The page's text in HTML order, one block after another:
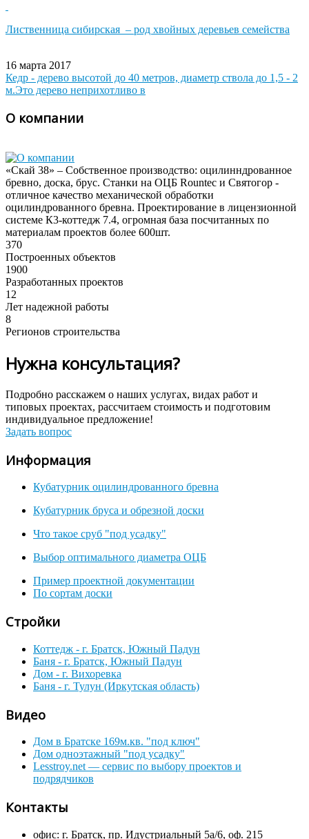
Лиственница сибирская – род хвойных деревьев семейства
16 марта 2017
Кедр - дерево высотой до 40 метров, диаметр ствола до 1,5 - 2
м.Это дерево неприхотливо в
О компании
«Скай 38» – Собственное производство: оцилинндрованное
бревно, доска, брус. Станки на ОЦБ Rountec и Святогор -
отличное качество механической обработки
оцилиндрованного бревна. Проектирование в лицензионной
системе К3-коттедж 7.4, огромная база посчитанных по
материалам проектов более 600шт.
370
Построенных объектов
1900
Разработанных проектов
12
Лет надежной работы
8
Регионов строительства
Нужна консультация?
Подробно расскажем о наших услугах, видах работ и
типовых проектах, рассчитаем стоимость и подготовим
индивидуальное предложение!
Задать вопрос
Информация
Кубатурник оцилиндрованного бревна
Кубатурник бруса и обрезной доски
Что такое сруб "под усадку"
Выбор оптимального диаметра ОЦБ
Пример проектной документации
По сортам доски
Стройки
Коттедж - г. Братск, Южный Падун
Баня - г. Братск, Южный Падун
Дом - г. Вихоревка
Баня - г. Тулун (Иркутская область)
Видео
Дом в Братске 169м.кв. "под ключ"
Дом одноэтажный "под усадку"
Lesstroy.net — сервис по выбору проектов и
подрядчиков
Контакты
офис: г. Братск, пр. Идустриальный 5а/6, оф. 215